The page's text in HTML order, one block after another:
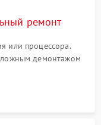
ремонт
или процессора.
демонтажом
дорожек,
EEPROM